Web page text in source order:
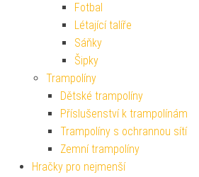
Fotbal
Létající talíře
Sáňky
Šipky
Trampolíny
Dětské trampolíny
Příslušenství k trampolínám
Trampolíny s ochrannou sítí
Zemní trampolíny
Hračky pro nejmenší